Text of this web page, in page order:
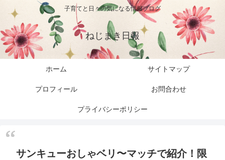
子育てと日々の気になる情報ブログ
ねじまき日報
ホーム サイトマップ
プロフィール お問合わせ
プライバシーポリシー
サンキューおしゃベリ〜マッチで紹介！限